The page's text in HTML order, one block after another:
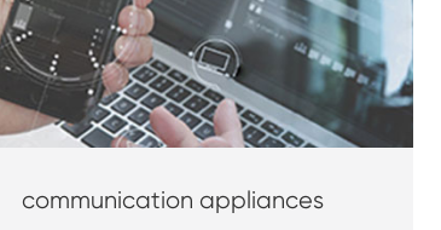
communication appliances